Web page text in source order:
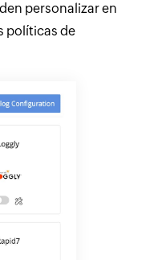
personalizar en
políticas de